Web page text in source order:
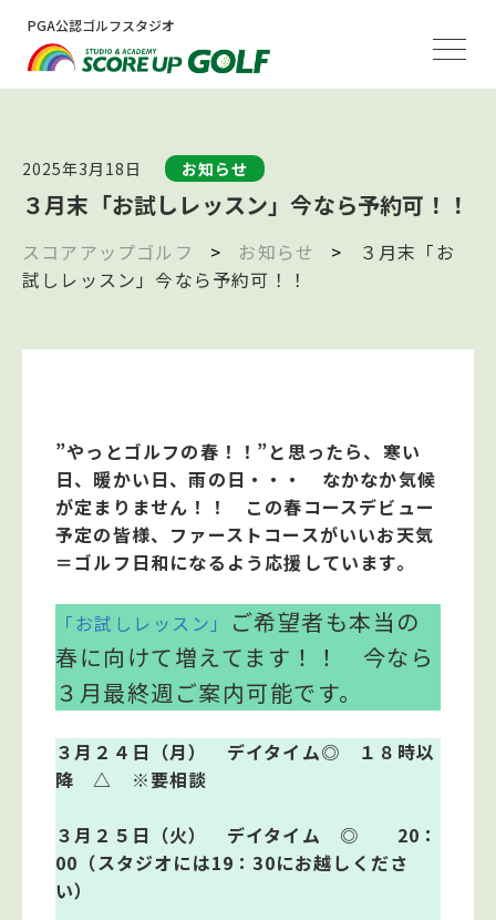
PGA公認ゴルフスタジオ
2025年3月18日 お知らせ
３月末「お試しレッスン」今なら予約可！！
スコアアップゴルフ > お知らせ >
３月末「お
試しレッスン」今なら予約可！！
”やっとゴルフの春！！”と思ったら、寒い
日、暖かい日、雨の日・・・ なかなか気候
が定まりません！！ この春コースデビュー
予定の皆様、ファーストコースがいいお天気
＝ゴルフ日和になるよう応援しています。
「お試しレッスン」
ご希望者も本当の
春に向けて増えてます！！ 今なら
３月最終週ご案内可能です。
３月２４日（月） デイタイム◎ １８時以
降 △ ※要相談
３月２５日（火） デイタイム ◎ 20：
00（スタジオには19：30にお越しくださ
い）